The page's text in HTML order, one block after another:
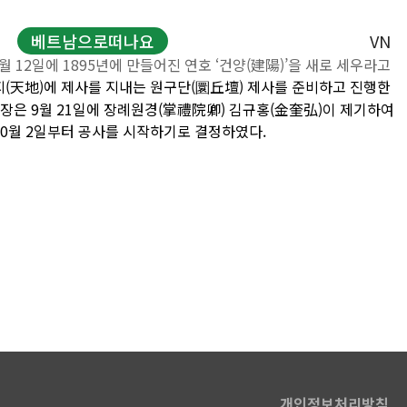
베트남으로떠나요
현지투어
바우처
VN
일에 1895년에 만들어진 연호 ‘건양(建陽)’을 새로 세우라고
天地)에 제사를 지내는 원구단(圜丘壇) 제사를 준비하고 진행한
은 9월 21일에 장례원경(掌禮院卿) 김규홍(金奎弘)이 제기하여
2일부터 공사를 시작하기로 결정하였다.